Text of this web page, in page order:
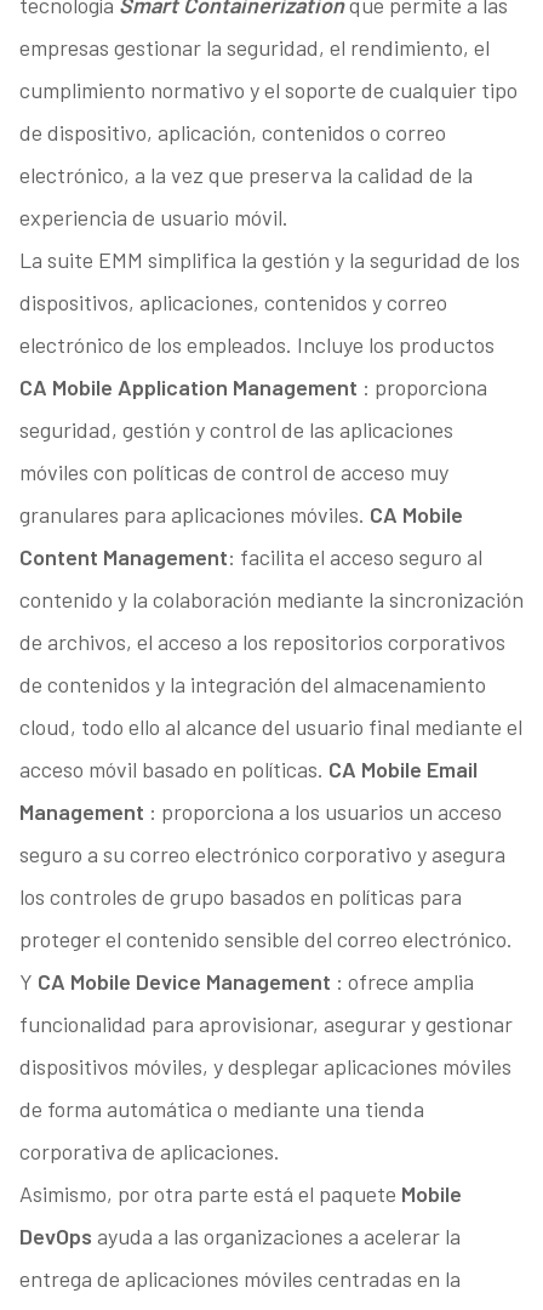
tecnología Smart Containerizationque permite a las
empresas gestionar la seguridad, el rendimiento, el
cumplimiento normativo y el soporte de cualquier tipo
de dispositivo, aplicación, contenidos o correo
electrónico, a la vez que preserva la calidad de la
experiencia de usuario móvil.
La suite EMM simplifica la gestión y la seguridad de los
dispositivos, aplicaciones, contenidos y correo
electrónico de los empleados. Incluye los productos
CA Mobile Application Management : proporciona
seguridad, gestión y control de las aplicaciones
móviles con políticas de control de acceso muy
granulares para aplicaciones móviles. CA Mobile
Content Management: facilita el acceso seguro al
contenido y la colaboración mediante la sincronización
de archivos, el acceso a los repositorios corporativos
de contenidos y la integración del almacenamiento
cloud, todo ello al alcance del usuario final mediante el
acceso móvil basado en políticas. CA Mobile Email
Management : proporciona a los usuarios un acceso
seguro a su correo electrónico corporativo y asegura
los controles de grupo basados en políticas para
proteger el contenido sensible del correo electrónico.
Y CA Mobile Device Management : ofrece amplia
funcionalidad para aprovisionar, asegurar y gestionar
dispositivos móviles, y desplegar aplicaciones móviles
de forma automática o mediante una tienda
corporativa de aplicaciones.
Asimismo, por otra parte está el paquete Mobile
DevOps ayuda a las organizaciones a acelerar la
entrega de aplicaciones móviles centradas en la